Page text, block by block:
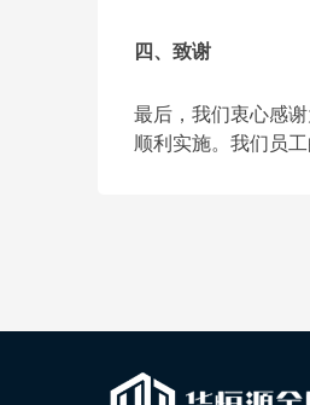
四、致谢
最后，我们衷心感
顺利实施。我们员